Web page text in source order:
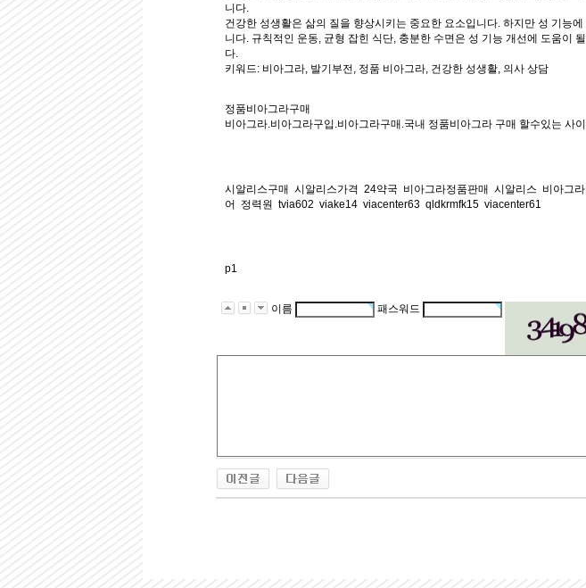
니다.
건강한 성생활은 삶의 질을 향상시키는 중요한 요소입니다. 하지만 성 기능
니다. 규칙적인 운동, 균형 잡힌 식단, 충분한 수면은 성 기능 개선에 도움이
다.
키워드: 비아그라, 발기부전, 정품 비아그라, 건강한 성생활, 의사 상담
정품비아그라구매
비아그라.비아그라구입.비아그라구매.국내 정품비아그라 구매 할수있는
시알리스구매 시알리스가격 24약국 비아그라정품판매 시알리스 비아그
어 정력원 tvia602 viake14 viacenter63 qldkrmfk15 viacenter61
p1
이름 패스워드